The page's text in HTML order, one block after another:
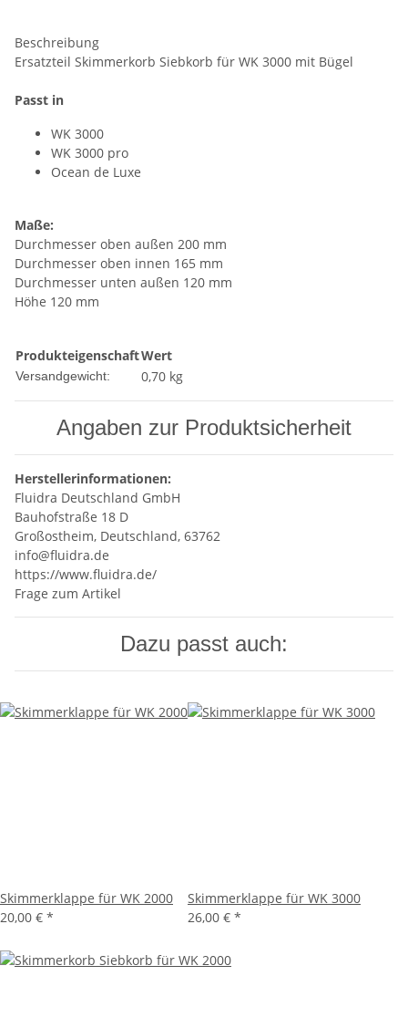
Beschreibung
Ersatzteil Skimmerkorb Siebkorb für WK 3000 mit Bügel
Passt in
WK 3000
WK 3000 pro
Ocean de Luxe
Maße:
Durchmesser oben außen 200 mm
Durchmesser oben innen 165 mm
Durchmesser unten außen 120 mm
Höhe 120 mm
ProdukteigenschaftWert
Versandgewicht: 0,70 kg
Angaben zur Produktsicherheit
Herstellerinformationen:
Fluidra Deutschland GmbH
Bauhofstraße 18 D
Großostheim, Deutschland, 63762
info@fluidra.de
https://www.fluidra.de/
Frage zum Artikel
Dazu passt auch:
Skimmerklappe für WK 2000
20,00 € *
Skimmerklappe für WK 3000
26,00 € *